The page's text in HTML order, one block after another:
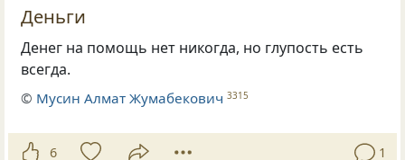
Деньги
Денег на помощь нет никогда, но глупость есть
всегда.
© Мусин Алмат Жумабекович 3315
6 1